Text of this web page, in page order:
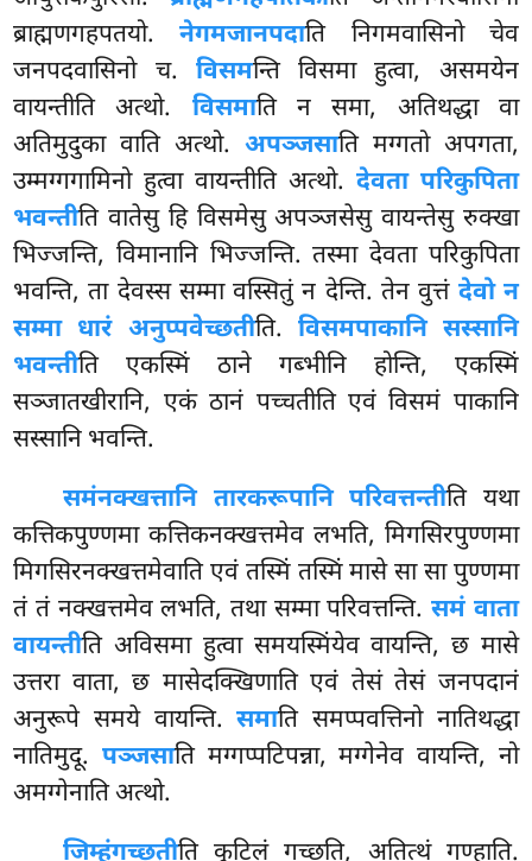
ब्राह्मणगहपतयो.नेगमजानपदाति निगमवासिनो चेव
जनपदवासिनो च. विसमन्ति विसमा हुत्वा, असमयेन
वायन्तीति अत्थो. विसमाति न समा, अतिथद्धा वा
अतिमुदुका वाति अत्थो. अपञ्जसाति मग्गतो अपगता,
उम्मग्गगामिनो हुत्वा वायन्तीति अत्थो. देवता परिकुपिता
भवन्तीति वातेसु हि विसमेसु अपञ्जसेसु वायन्तेसु रुक्खा
भिज्जन्ति, विमानानि भिज्जन्ति. तस्मा देवता परिकुपिता
भवन्ति, ता देवस्स सम्मा वस्सितुं न देन्ति. तेन वुत्तं देवो न
सम्मा धारं अनुप्पवेच्छतीति. विसमपाकानि सस्सानि
भवन्तीति एकस्मिं ठाने गब्भीनि होन्ति, एकस्मिं
सञ्जातखीरानि, एकं ठानं पच्चतीति एवं विसमं पाकानि
सस्सानि भवन्ति.
समंनक्खत्तानि तारकरूपानि परिवत्तन्तीति यथा
कत्तिकपुण्णमा कत्तिकनक्खत्तमेव लभति, मिगसिरपुण्णमा
मिगसिरनक्खत्तमेवाति एवं तस्मिं तस्मिंमासे सा सा पुण्णमा
तं तं नक्खत्तमेव लभति, तथा सम्मा परिवत्तन्ति.समं वाता
वायन्तीति अविसमा हुत्वा समयस्मिंयेव वायन्ति, छ मासे
उत्तरा वाता, छ मासेदक्खिणाति एवं तेसं तेसं जनपदानं
अनुरूपे समये वायन्ति.समाति समप्पवत्तिनो नातिथद्धा
नातिमुदू. पञ्जसाति मग्गप्पटिपन्ना, मग्गेनेव वायन्ति, नो
अमग्गेनाति अत्थो.
जिम्हंगच्छतीति कुटिलं गच्छति, अतित्थं गण्हाति.